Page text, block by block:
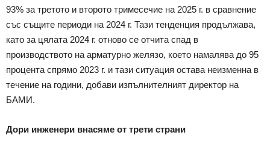
93% за третото и второто тримесечие на 2025 г. в сравнение
със същите периоди на 2024 г. Тази тенденция продължава,
като за цялата 2024 г. отново се отчита спад в
производството на арматурно желязо, което намалява до 95
процента спрямо 2023 г. и тази ситуация остава неизменна в
течение на години, добави изпълнителният директор на
БАМИ.
Дори инженери внасяме от трети страни